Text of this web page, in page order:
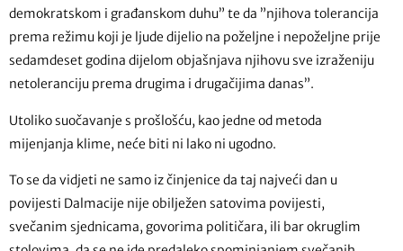
demokratskom i građanskom duhu” te da ”njihova tolerancija
prema režimu koji je ljude dijelio na poželjne i nepoželjne prije
sedamdeset godina dijelom objašnjava njihovu sve izraženiju
netoleranciju prema drugima i drugačijima danas”.
Utoliko suočavanje s prošlošću, kao jedne od metoda
mijenjanja klime, neće biti ni lako ni ugodno.
To se da vidjeti ne samo iz činjenice da taj najveći dan u
povijesti Dalmacije nije obilježen satovima povijesti,
svečanim sjednicama, govorima političara, ili bar okruglim